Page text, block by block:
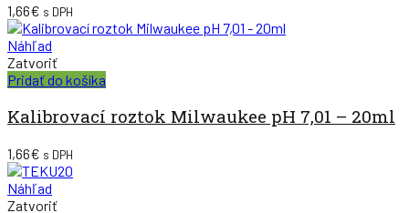
1,66€ s DPH
Náhľad
Zatvoriť
Pridať do košíka
Kalibrovací roztok Milwaukee pH 7,01 – 20ml
1,66€ s DPH
Náhľad
Zatvoriť